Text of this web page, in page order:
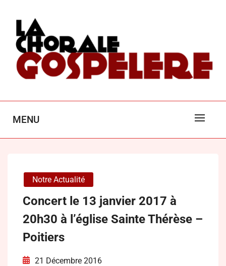
content
LA CHORALE GOSPEL'ÈRE
MENU
Notre Actualité
Concert le 13 janvier 2017 à
20h30 à l’église Sainte Thérèse –
Poitiers
21 Décembre 2016